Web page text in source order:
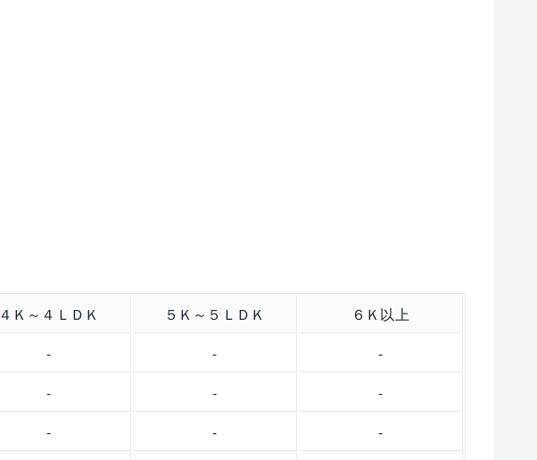
４Ｋ～４ＬＤＫ ５Ｋ～５ＬＤＫ
６Ｋ以上
- -
-
- -
-
- -
-